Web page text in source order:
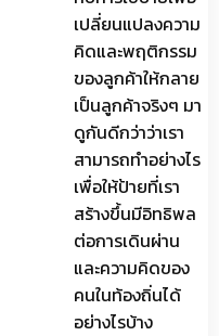
เปลี่ยนแปลงความ
คิดและพฤติกรรม
ของลูกค้าให้กลาย
เป็นลูกค้าจริงๆ มา
ดูกันดีกว่าว่าเรา
สามารถทำอย่างไร
เพื่อให้ป้ายที่เรา
สร้างขึ้นมีอิทธิพล
ต่อการเดินผ่าน
และความคิดของ
คนในท้องถิ่นได้
อย่างไรบ้าง